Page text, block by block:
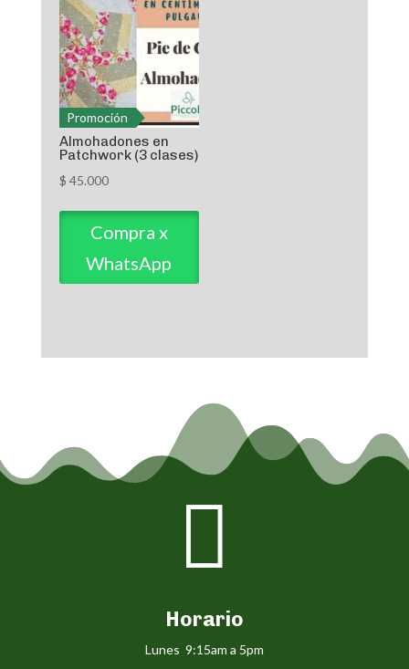
Promoción
Almohadones en
Patchwork (3 clases)
$ 45.000
Compra x
WhatsApp

Horario
Lunes 9:15am a 5pm